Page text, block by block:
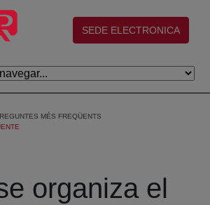
(abre en nueva ventana)
SEDE ELECTRONICA
MÉS FREQÜENTS
organiza el